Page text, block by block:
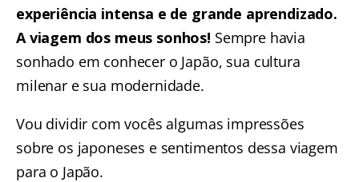
experiência intensa e de grande aprendizado.
A viagem dos meus sonhos! Sempre havia
sonhado em conhecer o Japão, sua cultura
milenar e sua modernidade.
Vou dividir com vocês algumas impressões
sobre os japoneses e sentimentos dessa viagem
para o Japão.